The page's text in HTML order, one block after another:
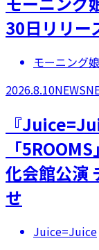
30日リリー
モーニング
2026.8.10NEWS
『
「
化会館公演
せ
Juice=Juice